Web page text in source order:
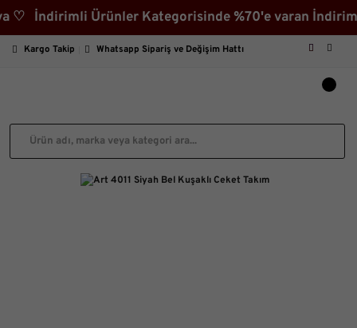
Ürünler Kategorisinde %70'e varan
Kargo Takip Whatsapp Sipariş ve Değişim Hattı